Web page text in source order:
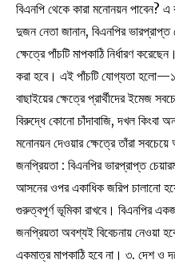
বিএনপি থেকে কারা মনোনয়ন
দুজন নেতা জানান, বিএনপির ভারপ্রাপ্ত
ক্ষেত্রে পাঁচটি মাপকাঠি নির্ধারণ
করা হবে। এই পাঁচটি যোগ্যতা হলো—১.
বাছাইয়ের ক্ষেত্রে প্রার্থীদের ইমেজ
বিরুদ্ধে কোনো চাঁদাবাজি, দখল
মনোনয়ন দেওয়ার ক্ষেত্রে তাঁরা
জনপ্রিয়তা : বিএনপির ভারপ্রাপ্ত
আসনের ওপর একাধিক জরিপ চালানো
গুরুত্বপূর্ণ ভূমিকা রাখবে। বিএনপির
জনপ্রিয়তা অবশ্যই বিবেচনায় নেওয়া
একমাত্র মাপকাঠি হবে না। ৩. দেশ ও